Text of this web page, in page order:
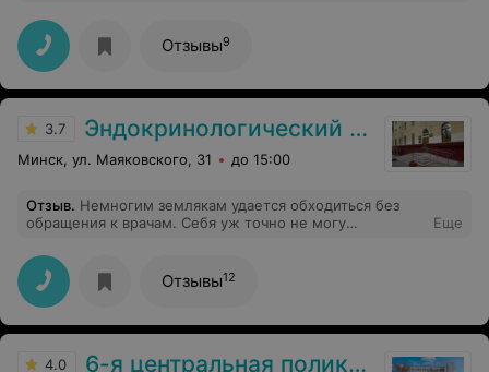
приятно, что в нашей поликлинике есть такие
замечательные сотрудники. Здоровья и всего вам
самого доброго.
Отзывы9
3.7 Эндокринологический диспансер
Минск, ул. Маяковского, 31 до 15:00
Отзыв. Немногим землякам удается обходиться без
обращения к врачам. Себя уж точно не могу
случилось обратиться с проблемой щитовидной
железы в Минский городской эндокринологический
центр. Волновалась конечно. Направили меня к зав.
эндокринологическим отделением N2 Кириленко
Жанне Михайловне. Помогает ей медсестра Коломиец
привел меня к этим удивительным специалистам.
Еще
Отзывы12
4.0 6-я центральная поликлиника